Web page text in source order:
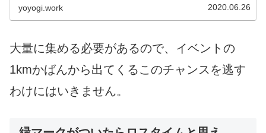
yoyogi.work 2020.06.26
大量に集める必要があるので、イベントの
1kmかばんから出てくるこのチャンスを逃す
わけにはいきません。